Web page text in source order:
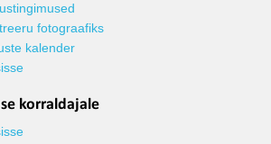
fotograafiks
kalender
korraldajale